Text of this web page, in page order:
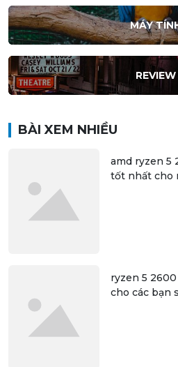
MÁY
REVIEW
BÀI XEM NHIỀU
amd ryzen 5
tốt nhất cho
ryzen 5
cho các bạn